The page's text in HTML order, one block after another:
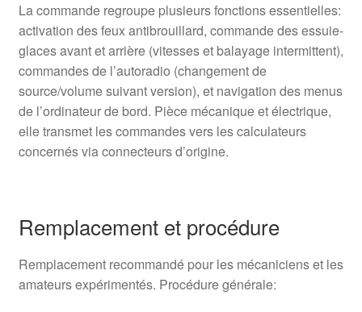
La commande regroupe plusieurs fonctions essentielles:
activation des feux antibrouillard, commande des essuie-
glaces avant et arrière (vitesses et balayage intermittent),
commandes de l’autoradio (changement de
source/volume suivant version), et navigation des menus
de l’ordinateur de bord. Pièce mécanique et électrique,
elle transmet les commandes vers les calculateurs
concernés via connecteurs d’origine.
Remplacement et procédure
Remplacement recommandé pour les mécaniciens et les
amateurs expérimentés. Procédure générale: